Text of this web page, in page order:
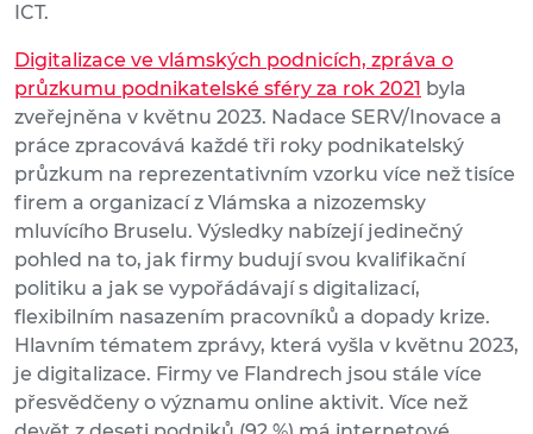
ICT.
Digitalizace ve vlámských podnicích, zpráva o
průzkumu podnikatelské sféry za rok 2021 byla
zveřejněna v květnu 2023. Nadace SERV/Inovace a
práce zpracovává každé tři roky podnikatelský
průzkum na reprezentativním vzorku více než tisíce
firem a organizací z Vlámska a nizozemsky
mluvícího Bruselu. Výsledky nabízejí jedinečný
pohled na to, jak firmy budují svou kvalifikační
politiku a jak se vypořádávají s digitalizací,
flexibilním nasazením pracovníků a dopady krize.
Hlavním tématem zprávy, která vyšla v květnu 2023,
je digitalizace. Firmy ve Flandrech jsou stále více
přesvědčeny o významu online aktivit. Více než